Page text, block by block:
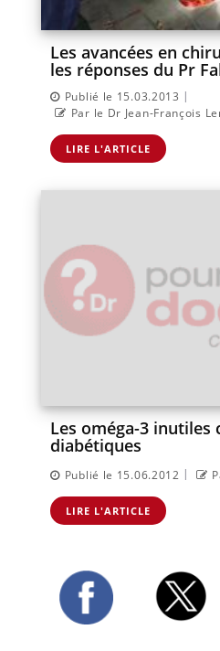
Les avancées en
les réponses du Pr
Publié le 15.03.2013 |
Par le Dr Jean-François
LIRE L'ARTICLE
Les oméga-3 inutiles
diabétiques
Publié le 15.06.2012 |
LIRE L'ARTICLE